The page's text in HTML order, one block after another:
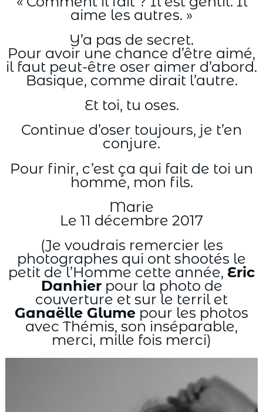
aime les autres. »
Y’a pas de secret.
Pour avoir une chance d’être aimé,
il faut peut-être oser aimer d’abord.
Basique, comme dirait l’autre.
Et toi, tu oses.
Continue d’oser toujours, je t’en
conjure.
Pour finir, c’est ça qui fait de toi un
homme, mon fils.
Marie
Le 11 décembre 2017
(Je voudrais remercier les
photographes qui ont shootés le
petit de l’Homme cette année, Eric
Danhierpour la photo de
couverture et sur le terril et
Ganaëlle Glume pour les photos
avec Thémis, son inséparable,
merci, mille fois merci)